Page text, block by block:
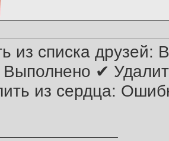
из списка друзей:
Выполнено ✔
из сердца: